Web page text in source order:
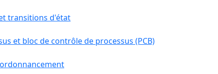
transitions d'état
et bloc de contrôle de processus (PCB)